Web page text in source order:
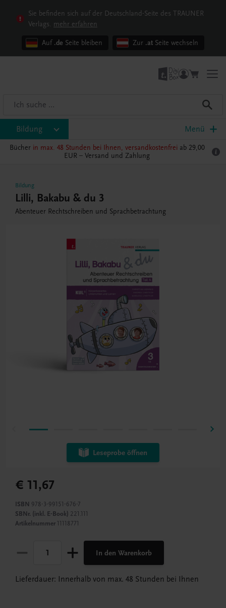
Sie befinden sich auf der Deutschland-Seite des TRAUNER
Verlags. mehr erfahren
Auf .de Seite bleiben Zur .at Seite wechseln
Bildung Menü
Bücher in max. 48 Stunden bei Ihnen, versandkostenfrei ab 29,00
EUR – Versand und Zahlung
Bildung
Lilli, Bakabu & du 3
Abenteuer Rechtschreiben und Sprachbetrachtung
Leseprobe öffnen
€ 11,67
ISBN 978-3-99151-676-7
SBNr. (inkl. E-Book) 221.111
Artikelnummer 11118771
In den Warenkorb
Lieferdauer: Innerhalb von max. 48 Stunden bei Ihnen